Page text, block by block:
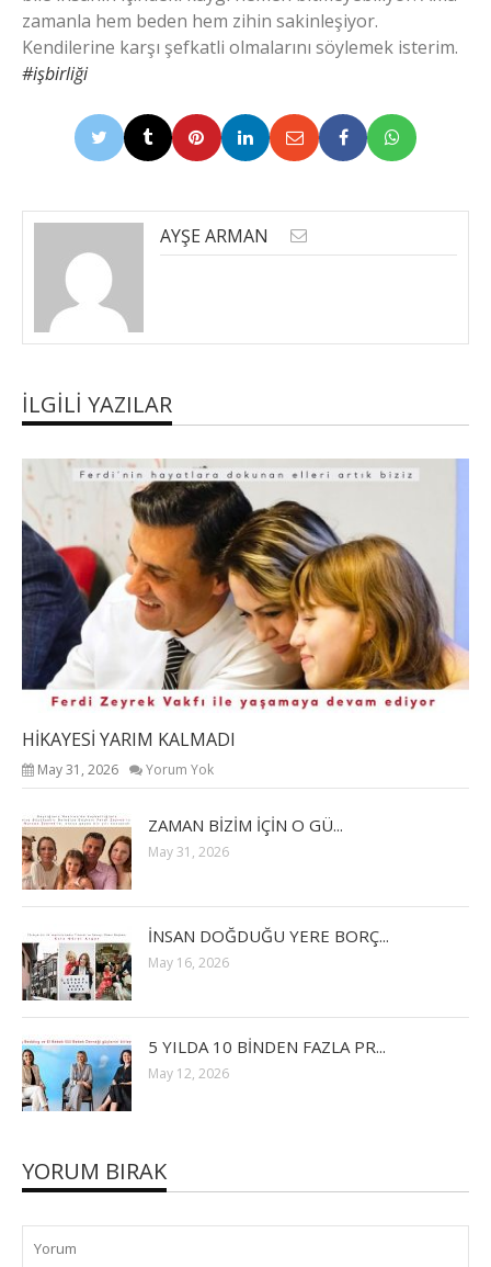
zamanla hem beden hem zihin sakinleşiyor.
Kendilerine karşı şefkatli olmalarını söylemek isterim.
#işbirliği
AYŞE ARMAN
İLGILI YAZILAR
HİKAYESİ YARIM KALMADI
May 31, 2026 Yorum Yok
ZAMAN BİZİM İÇİN O GÜ...
May 31, 2026
İNSAN DOĞDUĞU YERE BORÇ...
May 16, 2026
5 YILDA 10 BİNDEN FAZLA PR...
May 12, 2026
YORUM BIRAK